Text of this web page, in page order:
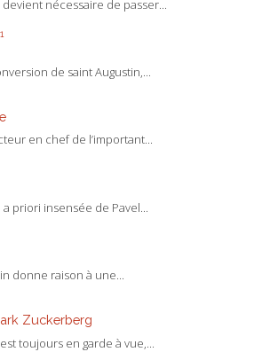
nécessaire de passer...
de saint Augustin,...
en chef de l’important...
priori insensée de Pavel...
donne raison à une...
Zuckerberg
toujours en garde à vue,...